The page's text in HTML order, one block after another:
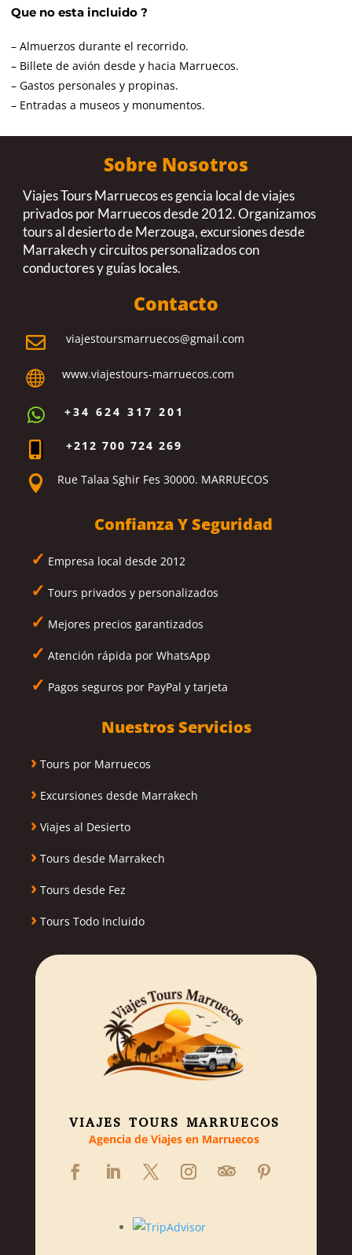
Que no esta incluido ?
– Almuerzos durante el recorrido.
– Billete de avión desde y hacia Marruecos.
– Gastos personales y propinas.
– Entradas a museos y monumentos.
Sobre Nosotros
Viajes Tours Marruecos es gencia local de viajes
privados por Marruecos desde 2012. Organizamos
tours al desierto de Merzouga, excursiones desde
Marrakech y circuitos personalizados con
conductores y guías locales.
Contacto
 viajestoursmarruecos@gmail.com
 www.viajestours-marruecos.com
 +34 624 317 201
+212 700 724 269
 Rue Talaa Sghir Fes 30000. MARRUECOS
Confianza Y Seguridad
✓ Empresa local desde 2012
✓ Tours privados y personalizados
✓ Mejores precios garantizados
✓ Atención rápida por WhatsApp
✓ Pagos seguros por PayPal y tarjeta
Nuestros Servicios
› Tours por Marruecos
› Excursiones desde Marrakech
› Viajes al Desierto
› Tours desde Marrakech
› Tours desde Fez
› Tours Todo Incluido
VIAJES TOURS MARRUECOS
Agencia de Viajes en Marruecos